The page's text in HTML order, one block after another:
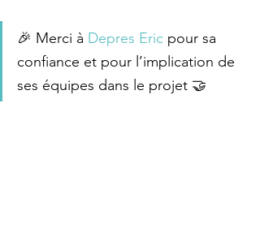
🎉 Merci à Depres Eric pour sa
confiance et pour l’implication de
ses équipes dans le projet 🤝